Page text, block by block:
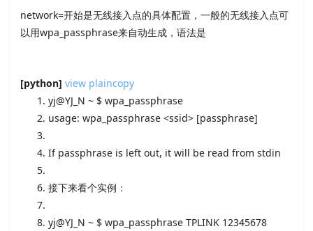
network=开始是无线接入点的具体配置，一般的无线接入点可
以用wpa_passphrase来自动生成，语法是
[python] view plaincopy
yj@YJ_N ~ $ wpa_passphrase
usage: wpa_passphrase <ssid> [passphrase]
If passphrase is left out, it will be readfrom stdin
接下来看个实例：
yj@YJ_N ~ $ wpa_passphrase TPLINK 12345678